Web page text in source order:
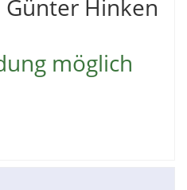
Günter Hinken
möglich